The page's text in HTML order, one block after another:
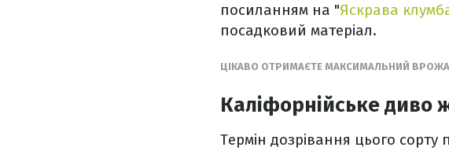
посиланням на "Яскрава
посадковий матеріал.
ЦІКАВО ОТРИМАЄТЕ МАКСИМАЛЬНИЙ
Каліфорнійське диво
Термін дозрівання цього сорту